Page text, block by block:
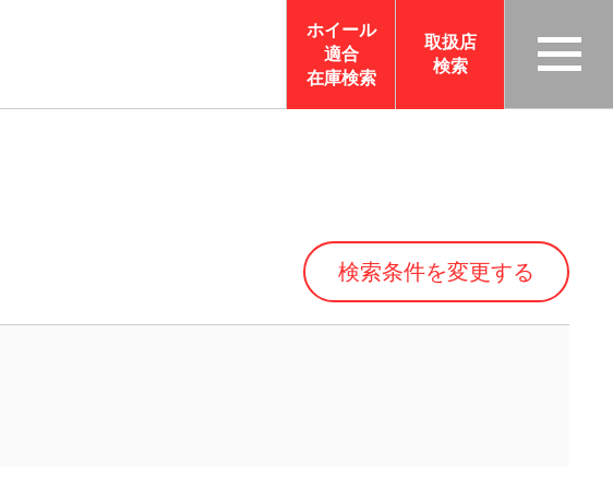
ホイール
適合
在庫検索
取扱店
検索
検索条件を変更する
TAS
CO
ON
サイ